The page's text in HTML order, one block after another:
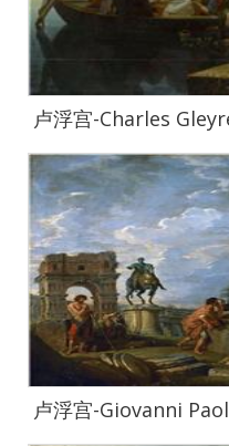
卢浮宫-Charles